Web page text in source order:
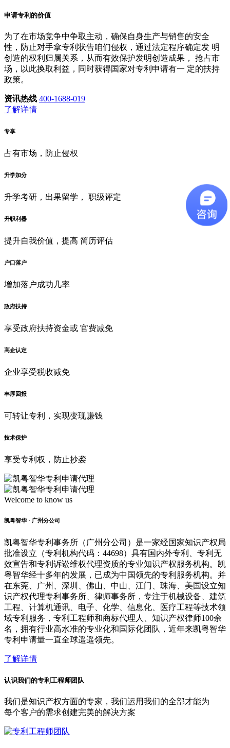
申请专利的价值
为了在市场竞争中争取主动，确保自身生产与销售的安全
性，防止对手拿专利状告咱们侵权，通过法定程序确定发 明
创造的权利归属关系，从而有效保护发明创造成果， 抢占市
场，以此换取利益，同时获得国家对专利申请有一 定的扶持
政策。
资讯热线 400-1688-019
了解详情
专享
占有市场，防止侵权
升学加分
升学考研，出果留学， 职级评定
升职利器
提升自我价值，提高 简历评估
户口落户
增加落户成功几率
政府扶持
享受政府扶持资金或 官费减免
高企认定
企业享受税收减免
丰厚回报
可转让专利，实现变现赚钱
技术保护
享受专利权，防止抄袭
Welcome to know us
凯粤智华 · 广州分公司
凯粤智华专利事务所（广州分公司）是一家经国家知识产权局
批准设立（专利机构代码：44698）具有国内外专利、专利无
效宣告和专利诉讼维权代理资质的专业知识产权服务机构。凯
粤智华经十多年的发展，已成为中国领先的专利服务机构。并
在东莞、广州、深圳、佛山、中山、江门、珠海、美国设立知
识产权代理专利事务所、律师事务所，专注于机械设备、建筑
工程、计算机通讯、电子、化学、信息化、医疗工程等技术领
域专利服务，专利工程师和商标代理人、知识产权律师100余
名，拥有行业高水准的专业化和国际化团队，近年来凯粤智华
专利申请量一直全球遥遥领先。
了解详情
认识我们的专利工程师团队
我们是知识产权方面的专家，我们运用我们的全部才能为
每个客户的需求创建完美的解决方案